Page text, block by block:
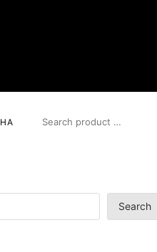
Search